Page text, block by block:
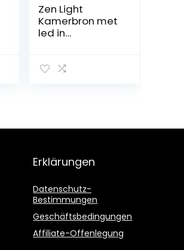
Zen Light
Kamerbron met
led in
Erklärungen
Datenschutz-
Bestimmungen
Geschäftsbedingungen
Affiliate-Offenlegung